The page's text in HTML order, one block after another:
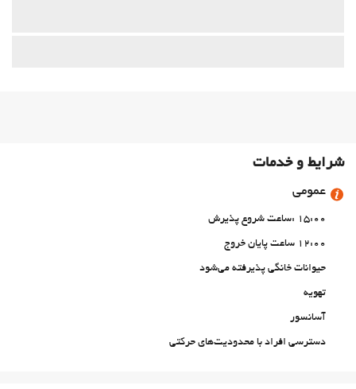
شرایط و خدمات
عمومی
15:00 :ساعت شروع پذیرش
12:00 ساعت پایان خروج
حیوانات خانگی پذیرفته می‌شود
تهویه
آسانسور
دسترسی افراد با محدودیت‌های حرکتی